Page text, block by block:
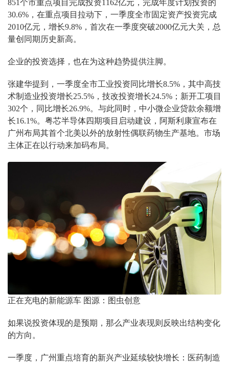
851个市重点项目完成投资1162亿元，完成年度计划投资的
30.6%，在重点项目拉动下，一季度全市固定资产投资完成
2010亿元，增长9.8%，首次在一季度突破2000亿元大关，总
量创同期历史新高。
企业的投资选择，也在为这种趋势提供注脚。
张建华提到，一季度全市工业投资同比增长8.5%，其中高技
术制造业投资增长25.5%，技改投资增长24.5%；新开工项目
302个，同比增长26.9%。与此同时，中小微企业贷款余额增
长16.1%。粤芯半导体四期项目启动建设，阿斯利康宣布在
广州布局其首个北美以外的放射性偶联药物生产基地。市场
主体正在以行动来加码布局。
正在充电的新能源车 图源：图虫创意
如果说投资体现的是预期，那么产业表现则反映出结构变化
的方向。
一季度，广州重点培育的新兴产业延续较快增长：医药制造